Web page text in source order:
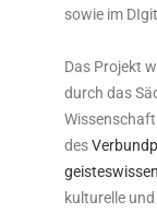
sowie im
Das Projekt
durch das
des
kulturelle